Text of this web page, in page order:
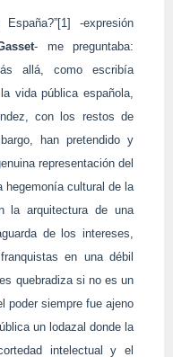
-expresión
- me preguntaba:
allá, como escribía
vida pública española,
con los restos de
han pretendido y
representación del
hegemonía cultural de la
la arquitectura de una
de los intereses,
en una débil
quebradiza si no es un
poder siempre fue ajeno
un lodazal donde la
intelectual y el